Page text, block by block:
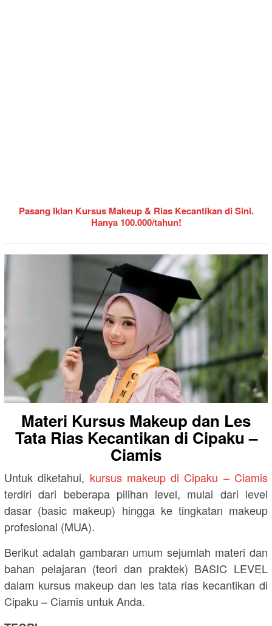
Pasang Iklan Kursus Makeup & Rias Kecantikan di Sini.
Hanya 100.000/tahun!
Materi Kursus Makeup dan Les
Tata Rias Kecantikan di Cipaku –
Ciamis
Untuk diketahui, kursus makeup di Cipaku – Ciamis
terdiri dari beberapa pilihan level, mulai dari level
dasar (basic makeup) hingga ke tingkatan makeup
profesional (MUA).
Berikut adalah gambaran umum sejumlah materi dan
bahan pelajaran (teori dan praktek) BASIC LEVEL
dalam kursus makeup dan les tata rias kecantikan di
Cipaku – Ciamis untuk Anda.